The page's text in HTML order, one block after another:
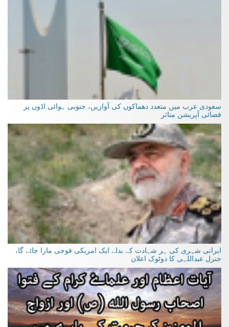
سعودی عرب میں متعدد دھماکوں کی آوازیں، جنوبی ہوائی اڈوں پر
فضائی آپریشن متاثر
ایرانی شہری کی ہر شہادت کے بدلے ایک امریکی فوجی مارا جائے گا،
جنرل عبداللہی کا دوٹوک اعلان